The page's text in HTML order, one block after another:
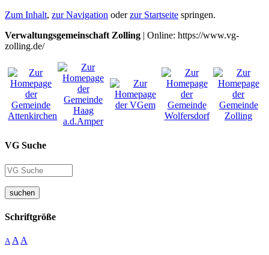
Zum Inhalt, zur Navigation oderzur Startseite springen.
Verwaltungsgemeinschaft Zolling | Online: https://www.vg-
zolling.de/
VG Suche
suchen
Schriftgröße
A A A